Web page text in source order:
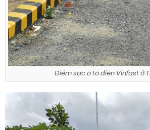
Điểm sạc ô tô điện Vinfast ở